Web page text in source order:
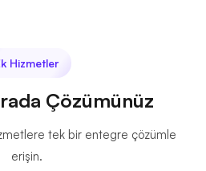
Hizmetler
Çözümünüz
tek bir entegre çözümle
erişin.